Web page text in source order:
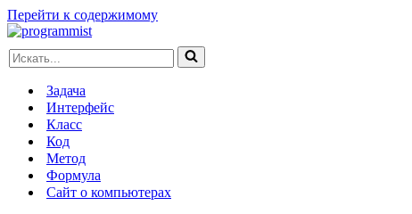
Перейти к содержимому
Искать...
Задача
Интерфейс
Класс
Код
Метод
Формула
Сайт о компьютерах